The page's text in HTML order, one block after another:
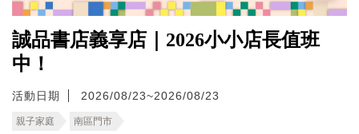
誠品書店義享店｜2026小小店長值班
中！
活動日期 2026/08/23~2026/08/23
親子家庭 南區門市